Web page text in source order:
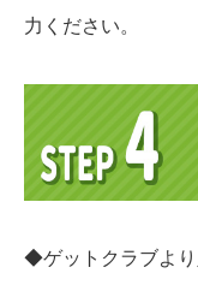
力ください。
◆ゲットクラブより